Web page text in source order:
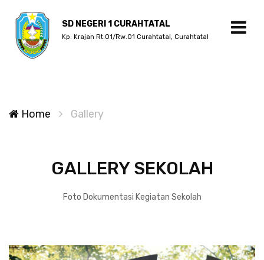
SD NEGERI 1 CURAHTATAL
Kp. Krajan Rt.01/Rw.01 Curahtatal, Curahtatal
Home Gallery
GALLERY SEKOLAH
Foto Dokumentasi Kegiatan Sekolah